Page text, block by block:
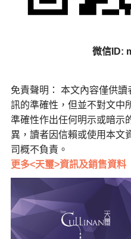
微信ID:
免責聲明： 本文內容僅供
訊的準確性，但並不對文中
準確性作出任何明示或暗示
異，讀者因信賴或使用本文
司概不負責。
更多<天璽>資訊及銷售資料